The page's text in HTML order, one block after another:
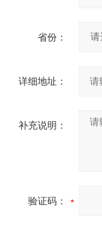
省份：
详细地址：
补充说明：
验证码：